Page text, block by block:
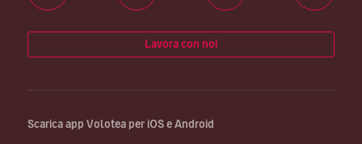
Lavora con noi
Scarica app Volotea per iOS e Android